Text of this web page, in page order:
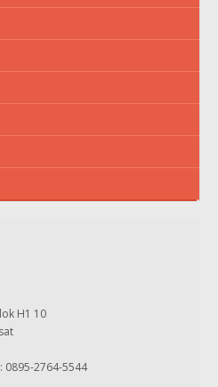
H1 10
0895-2764-5544